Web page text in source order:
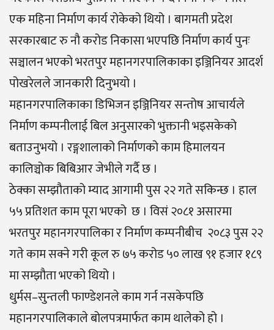
एक महिना निर्माण कार्य रोकेको थियो । बागमती प्रदेश
सरकारबाट रु नौ करोड निकासा भएपछि निर्माण कार्य पुनः
सञ्चालन भएको भरतपुर महानगरपालिकाका इञ्जिनियर आदर्श
पोखरेलले जानकारी दिनुभयो ।
महानगरपालिकाका डिभिजन इञ्जिनियर सन्तोष आचार्यले
निर्माण कम्पनीलाई बिल अनुसारको भुक्तानी भइसकेको
बताउनुभयो । रङ्गशालाको निर्माणको काम हिमालयन
कालिञ्चोक बिबिआर जेभीले गर्दै छ ।
ठेक्का सम्झौताको म्याद आगामी पुस २२ गते सकिन्छ । हाल
५५ प्रतिशत काम पूरा भएको छ । विसं २०८१ असारमा
भरतपुर महानगरपालिका र निर्माण कम्पनीबीच २०८३ पुस २२
गते काम सक्ने गरी कूल रु ७५ करोड ५० लाख ९१ हजार १८९
मा सम्झौता भएको थियो ।
धुर्मस–सुन्तली फाण्डेशनले काम गर्न नसकेपछि
महानगरपालिकाले बोलपत्रमार्फत काम थालेको हो ।